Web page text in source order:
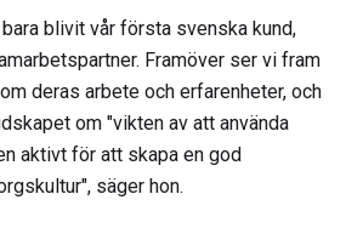
blivit vår första svenska kund,
Framöver ser vi fram
deras arbete och erfarenheter, och
om "vikten av att använda
aktivt för att skapa en god
säger hon.